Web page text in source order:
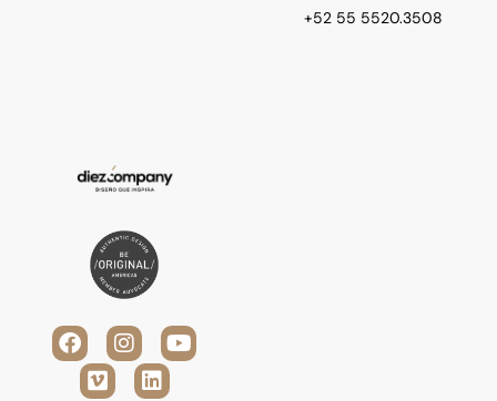
+52 55 5520.3508
F
a
c
I
n
s
Y
o
V
i
m
L
i
n